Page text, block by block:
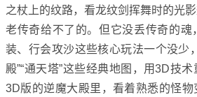
之杖上的纹路，看龙纹剑挥舞时的光
老传奇给不了的。但它没丢传奇的魂
装、行会攻沙这些核心玩法一个没少
殿”“通天塔”这些经典地图，用3D技
3D版的逆魔大殿里，看着熟悉的怪